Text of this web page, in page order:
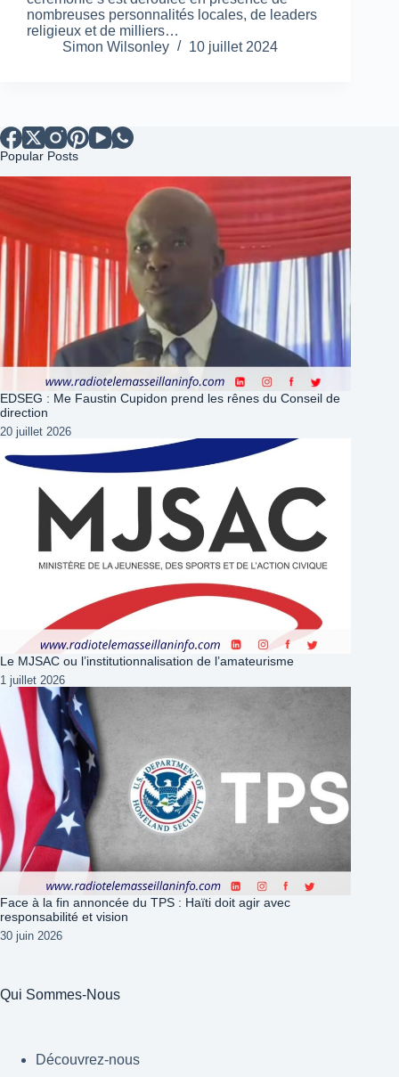
nombreuses personnalités locales, de leaders
religieux et de milliers…
Simon Wilsonley
10 juillet 2024
Popular Posts
EDSEG : Me Faustin Cupidon prend les rênes du Conseil de
direction
20 juillet 2026
Le MJSAC ou l’institutionnalisation de l’amateurisme
1 juillet 2026
Face à la fin annoncée du TPS : Haïti doit agir avec
responsabilité et vision
30 juin 2026
Qui Sommes-Nous
Découvrez-nous